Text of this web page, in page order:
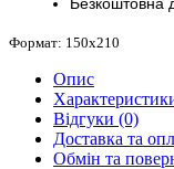
Формат: 150х210
Опис
Відгуки (0)
Доставка та
Обмін та